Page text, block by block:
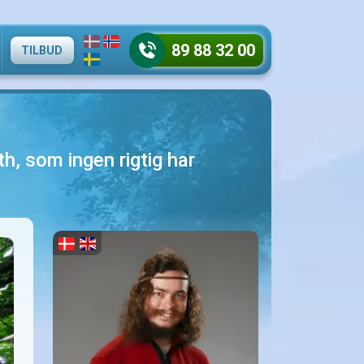
TILBUD 89 88 32 00
som ingen rigtig har